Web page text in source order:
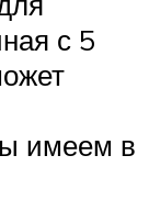
с 5
имеем в